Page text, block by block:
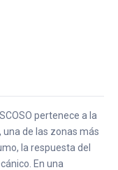
pertenece a la
una de las zonas más
la respuesta del
En una